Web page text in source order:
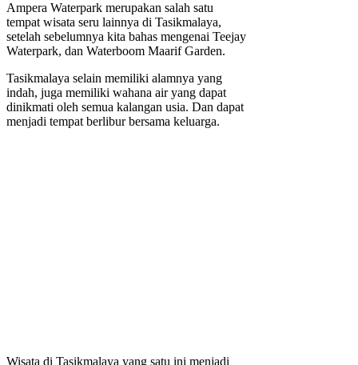
Ampera Waterpark merupakan salah satu
tempat wisata seru lainnya di Tasikmalaya,
setelah sebelumnya kita bahas mengenai Teejay
Waterpark, dan Waterboom Maarif Garden.
Tasikmalaya selain memiliki alamnya yang
indah, juga memiliki wahana air yang dapat
dinikmati oleh semua kalangan usia. Dan dapat
menjadi tempat berlibur bersama keluarga.
Wisata di Tasikmalaya yang satu ini menjadi